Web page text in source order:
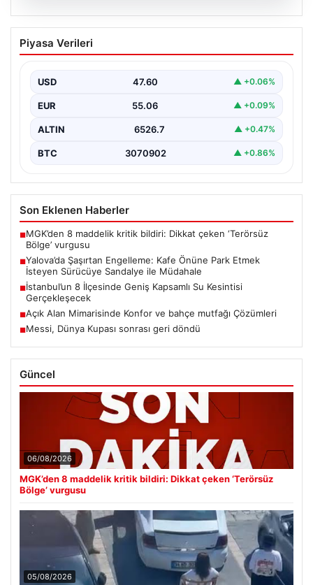
İstanbul’un 8 İlçesinde Geniş Kapsamlı
Su Kesintisi Gerçekleşecek
önemli altyapı yenileme çalışmaları kapsamında şehrin…
Piyasa Verileri
USD 47.60 ▲ +0.06%
EUR 55.06 ▲ +0.09%
ALTIN 6526.7 ▲ +0.47%
BTC 3070902 ▲ +0.86%
Son Eklenen Haberler
■MGK’den 8 maddelik kritik bildiri: Dikkat çeken ‘Terörsüz
Bölge’ vurgusu
■Yalova’da Şaşırtan Engelleme: Kafe Önüne Park Etmek
İsteyen Sürücüye Sandalye ile Müdahale
■İstanbul’un 8 İlçesinde Geniş Kapsamlı Su Kesintisi
Gerçekleşecek
■Açık Alan Mimarisinde Konfor ve bahçe mutfağı Çözümleri
■Messi, Dünya Kupası sonrası geri döndü
Güncel
06/08/2026
MGK’den 8 maddelik kritik bildiri: Dikkat çeken ‘Terörsüz
Bölge’ vurgusu
05/08/2026